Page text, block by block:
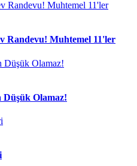
Randevu! Muhtemel 11'ler
Düşük Olamaz!